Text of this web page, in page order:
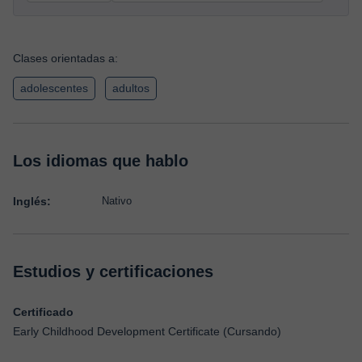
Clases orientadas a:
adolescentes adultos
Los idiomas que hablo
Inglés: Nativo
Estudios y certificaciones
Certificado
Early Childhood Development Certificate (Cursando)